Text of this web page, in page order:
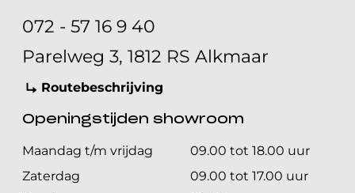
072 - 57 16 9 40
Parelweg 3, 1812 RS Alkmaar
Routebeschrijving
Openingstijden showroom
Maandag t/m vrijdag
09.00 tot 18.00 uur
Zaterdag
09.00 tot 17.00 uur